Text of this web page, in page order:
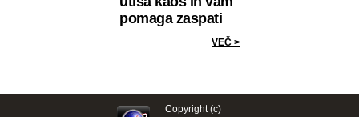
pomaga zaspati
VEČ >
Copyright (c)